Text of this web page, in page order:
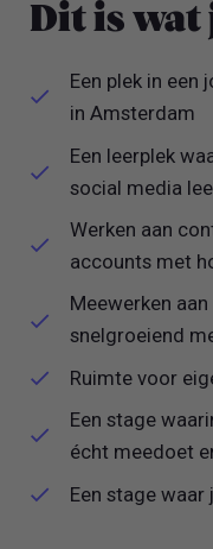
Dit is
Een plek in een
in Amsterdam
Een leerplek
social media
Werken aan
accounts met
Meewerken
snelgroeiend
Ruimte voor
Een stage
écht meedoet
Een stage